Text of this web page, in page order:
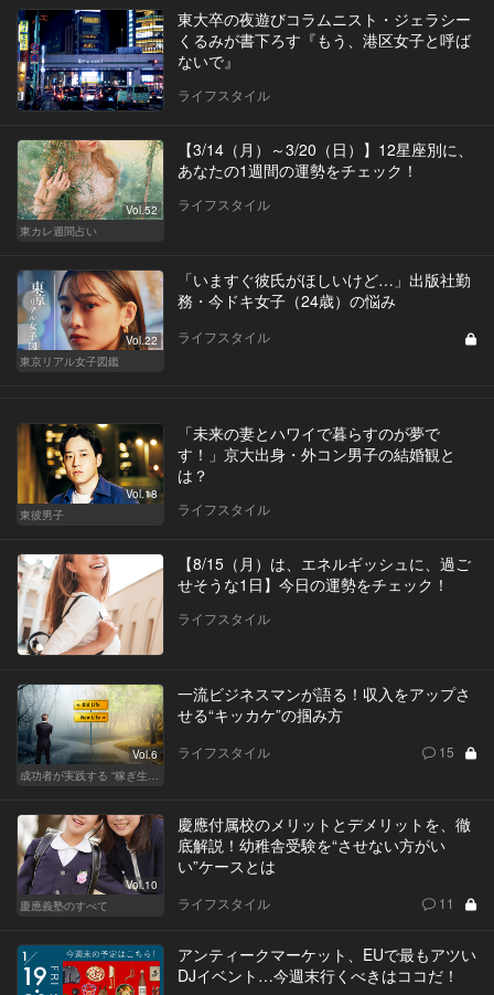
東大卒の夜遊びコラムニスト・ジェラシー
くるみが書下ろす『もう、港区女子と呼ば
ないで』
ライフスタイル
Vol.52
東カレ週間占い
【3/14（月）～3/20（日）】12星座別に、
あなたの1週間の運勢をチェック！
ライフスタイル
Vol.22
東京リアル女子図鑑
「いますぐ彼氏がほしいけど…」出版社勤
務・今ドキ女子（24歳）の悩み
ライフスタイル
Vol.18
東彼男子
「未来の妻とハワイで暮らすのが夢で
す！」京大出身・外コン男子の結婚観と
は？
ライフスタイル
【8/15（月）は、エネルギッシュに、過ご
せそうな1日】今日の運勢をチェック！
ライフスタイル
Vol.6
成功者が実践する “稼ぎ生活”
一流ビジネスマンが語る！収入をアップさ
せる“キッカケ”の掴み方
ライフスタイル 15
Vol.10
慶應義塾のすべて
慶應付属校のメリットとデメリットを、徹
底解説！幼稚舎受験を“させない方がい
い”ケースとは
ライフスタイル 11
アンティークマーケット、EUで最もアツい
DJイベント…今週末行くべきはココだ！